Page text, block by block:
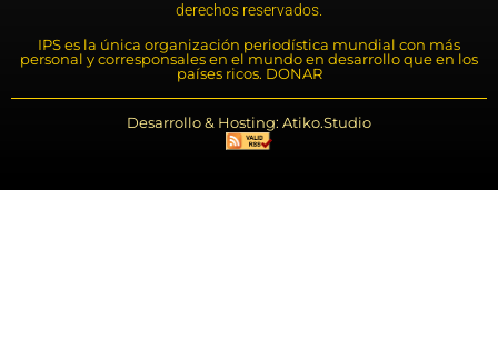
derechos reservados.
IPS es la única organización periodística mundial con más
personal y corresponsales en el mundo en desarrollo que en los
países ricos. DONAR
Desarrollo & Hosting: Atiko.Studio